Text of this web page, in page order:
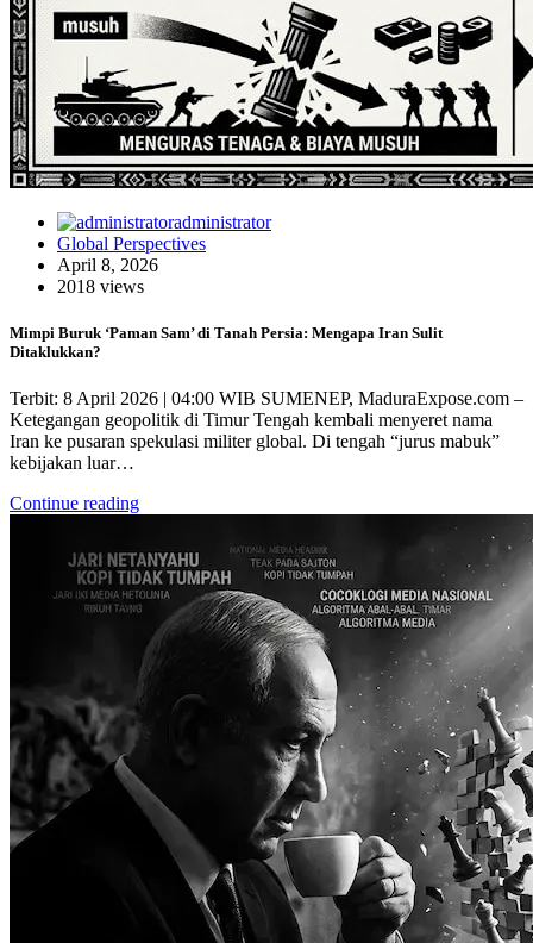
administrator
Global Perspectives
April 8, 2026
2018 views
Mimpi Buruk ‘Paman Sam’ di Tanah Persia: Mengapa Iran Sulit
Ditaklukkan?
Terbit: 8 April 2026 | 04:00 WIB SUMENEP, MaduraExpose.com –
Ketegangan geopolitik di Timur Tengah kembali menyeret nama
Iran ke pusaran spekulasi militer global. Di tengah “jurus mabuk”
kebijakan luar…
Continue reading